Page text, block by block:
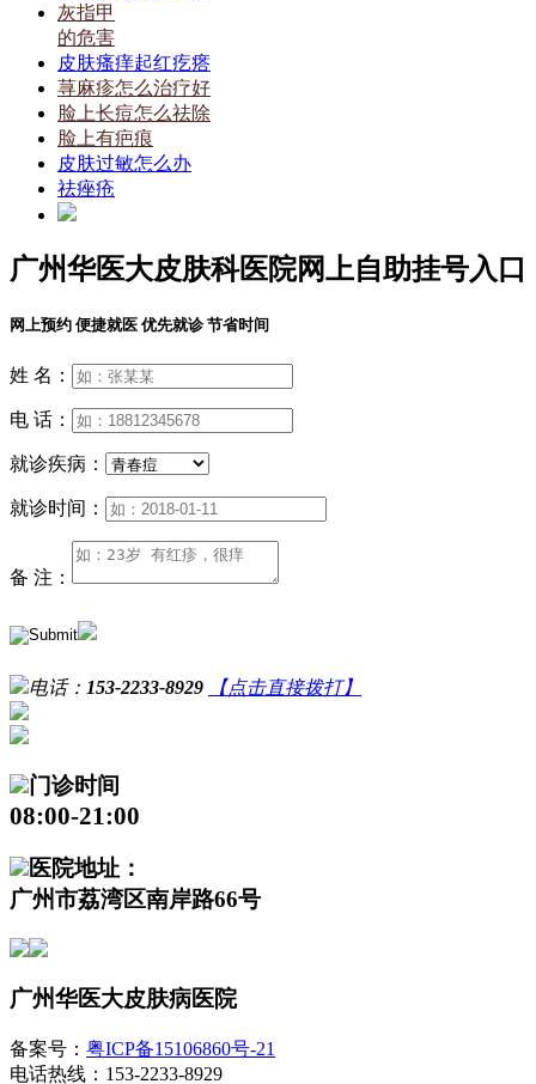
灰指甲
的危害
皮肤瘙痒起红疙瘩
荨麻疹怎么治疗好
脸上长痘怎么祛除
脸上有疤痕
皮肤过敏怎么办
祛痤疮
广州华医大皮肤科医院网上自助挂号入口
网上预约 便捷就医 优先就诊 节省时间
姓 名：
电 话：
就诊疾病：
就诊时间：
备 注：
电话： 153-2233-8929 【点击直接拨打】
门诊时间
08:00-21:00
医院地址：
广州市荔湾区南岸路66号
广州华医大皮肤病医院
备案号： 粤ICP备15106860号-21
电话热线：153-2233-8929